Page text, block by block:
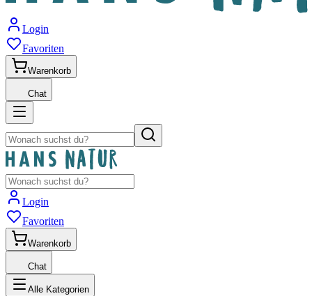
Login
Favoriten
Warenkorb
Chat
Login
Favoriten
Warenkorb
Chat
Alle Kategorien